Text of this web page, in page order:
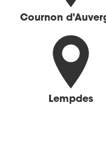
Cournon
Lempdes